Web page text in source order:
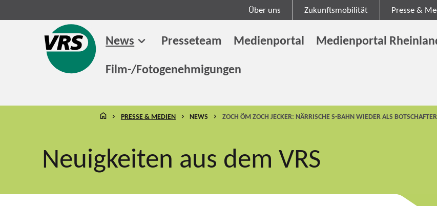
Über uns Zukunftsmobilität Presse &
News Presseteam Medienportal Medienportal
Film-/Fotogenehmigungen
STARTSEITE
PRESSE & MEDIEN NEWS ZOCH ÖM ZOCH JECKER: NÄRRISCHE S-BAHN WIEDER ALS
Neuigkeiten aus dem VRS